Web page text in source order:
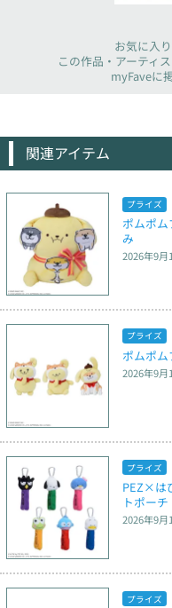
お気に入
この作品・アーティ
myFaveに
関連アイテム
プライズ
ポムポ
み
2026年9月
プライズ
ポムポ
2026年9月
プライズ
PEZ×は
トポーチ
2026年9月
プライズ